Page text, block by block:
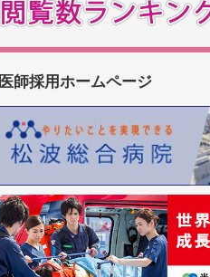
医師採用ホームページ